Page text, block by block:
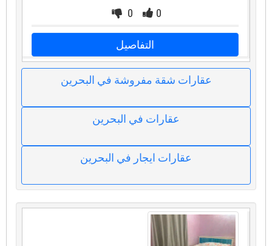
0
0
التفاصيل
عقارات شقة مفروشة في البحرين
عقارات في البحرين
عقارات ايجار في البحرين